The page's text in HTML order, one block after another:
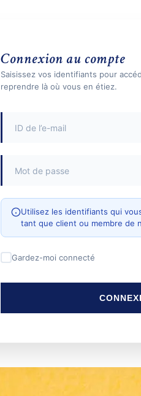
Connexion au compte
Saisissez vos identifiants pour
reprendre là où vous en étiez.
Utilisez les identifiants qui
tant que client ou membre de
Gardez-moi connecté